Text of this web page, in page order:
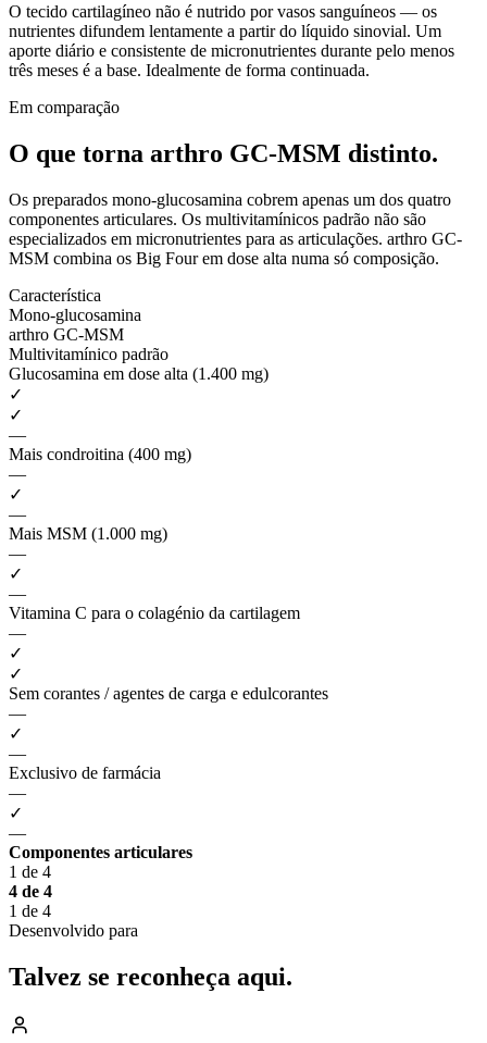
O tecido cartilagíneo não é nutrido por vasos sanguíneos — os
nutrientes difundem lentamente a partir do líquido sinovial. Um
aporte diário e consistente de micronutrientes durante pelo menos
três meses é a base. Idealmente de forma continuada.
Em comparação
O que torna arthro GC-MSM distinto.
Os preparados mono-glucosamina cobrem apenas um dos quatro
componentes articulares. Os multivitamínicos padrão não são
especializados em micronutrientes para as articulações. arthro GC-
MSM combina os Big Four em dose alta numa só composição.
Característica
Mono-glucosamina
arthro GC-MSM
Multivitamínico padrão
Glucosamina em dose alta (1.400 mg)
✓
✓
—
Mais condroitina (400 mg)
—
✓
—
Mais MSM (1.000 mg)
—
✓
—
Vitamina C para o colagénio da cartilagem
—
✓
✓
Sem corantes / agentes de carga e edulcorantes
—
✓
—
Exclusivo de farmácia
—
✓
—
Componentes articulares
1 de 4
4 de 4
1 de 4
Desenvolvido para
Talvez se reconheça aqui.